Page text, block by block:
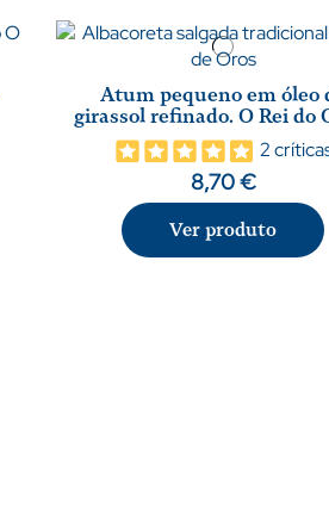
Atum pequeno em óleo
girassol refinado. O Rei do
2
8,70 €
Ver produto